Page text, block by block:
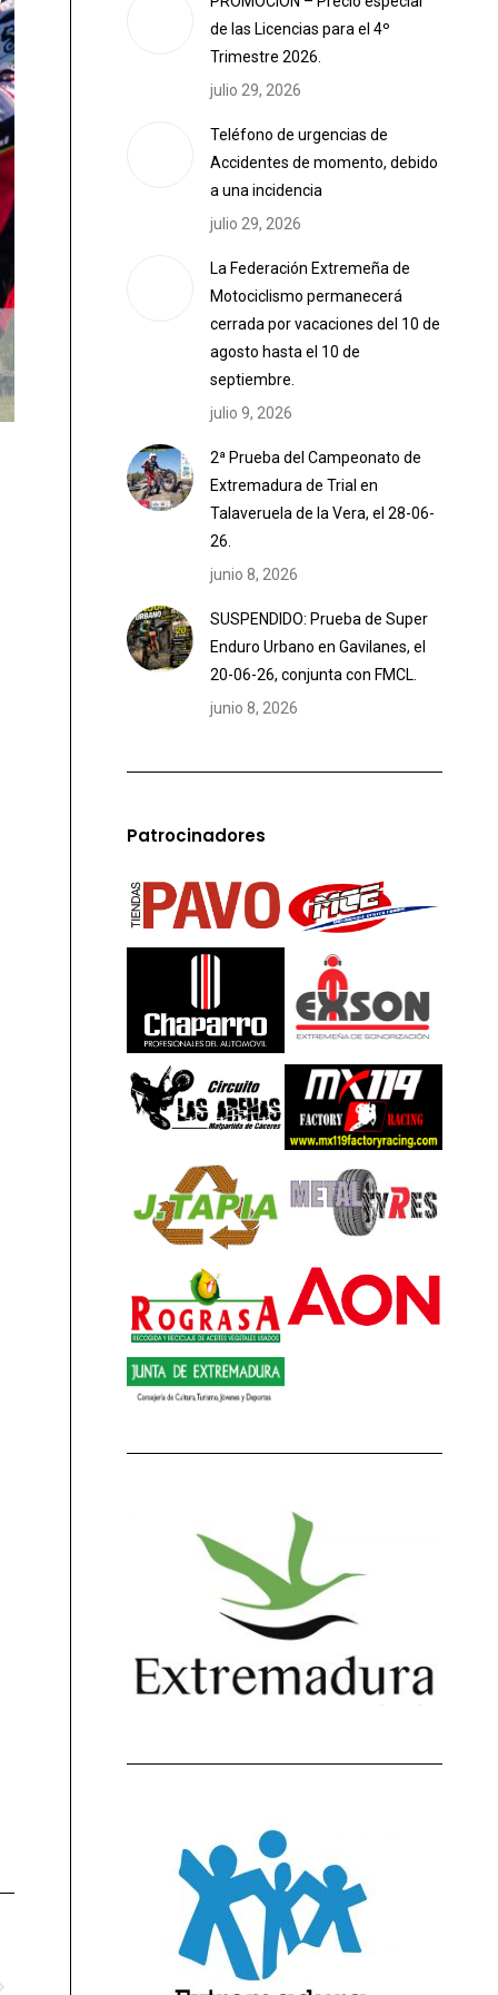
de las Licencias para el 4º
Trimestre 2026.
julio 29, 2026
Teléfono de urgencias de
Accidentes de momento, debido
a una incidencia
julio 29, 2026
La Federación Extremeña de
Motociclismo permanecerá
cerrada por vacaciones del 10 de
agosto hasta el 10 de
septiembre.
julio 9, 2026
2ª Prueba del Campeonato de
Extremadura de Trial en
Talaveruela de la Vera, el 28-06-
26.
junio 8, 2026
SUSPENDIDO: Prueba de Super
Enduro Urbano en Gavilanes, el
20-06-26, conjunta con FMCL.
junio 8, 2026
Patrocinadores